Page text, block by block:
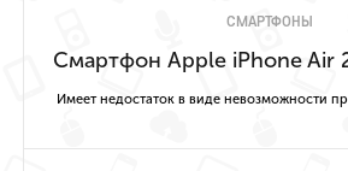
СМАРТФОНЫ
Имеет недостаток в виде невозможности